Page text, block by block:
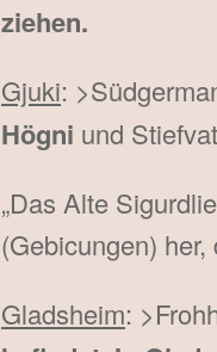
ziehen.
Gjuki:
Högni und
„Das Alte
(Gebicungen)
Gladsheim: